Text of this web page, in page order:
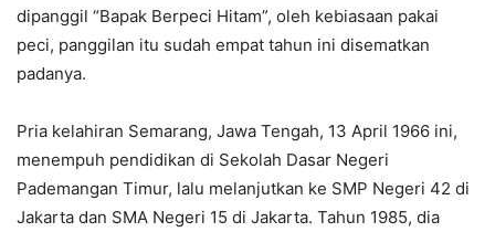
dipanggil “Bapak Berpeci Hitam”, oleh kebiasaan pakai
peci, panggilan itu sudah empat tahun ini disematkan
padanya.
Pria kelahiran Semarang, Jawa Tengah, 13 April 1966 ini,
menempuh pendidikan di Sekolah Dasar Negeri
Pademangan Timur, lalu melanjutkan ke SMP Negeri 42 di
Jakarta dan SMA Negeri 15 di Jakarta. Tahun 1985, dia